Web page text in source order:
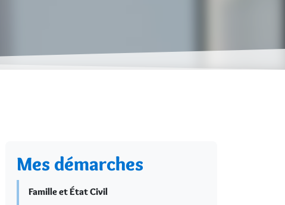
Mes démarches
Famille et État Civil